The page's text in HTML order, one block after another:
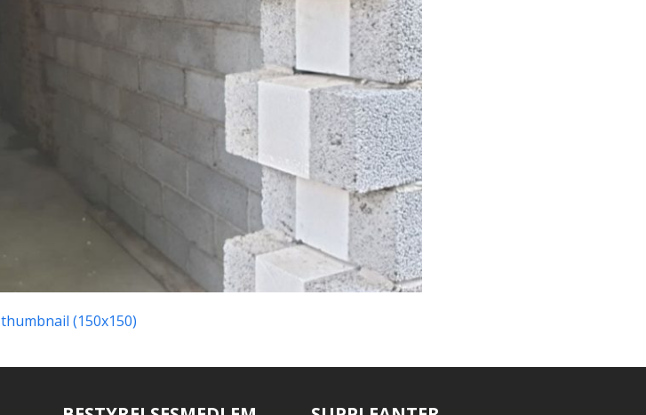
thumbnail (150x150)